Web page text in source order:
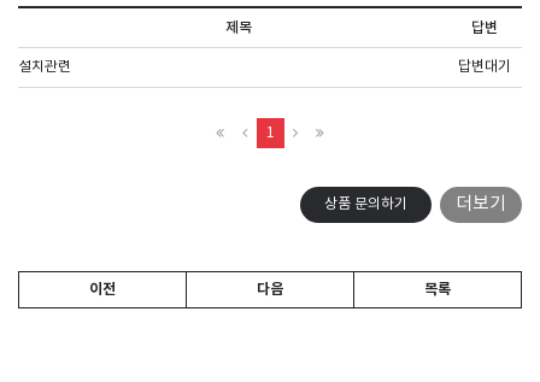
제목 답변
설치관련 답변대기
1
상품 문의하기 더보기
이전 다음 목록